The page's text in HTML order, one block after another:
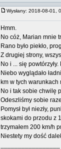
Wysłany: 2018-08-01,
Hmm.
No cóż, Marian mnie
Rano było piekło,
Z drugiej strony,
No i ... się
Niebo wyglądało
km w tych
No i tak sobie chwilę
Odeszliśmy sobie
Pomysł był niezły,
skokami do przodu z
trzymałem 200 km/h
Niestety my dość